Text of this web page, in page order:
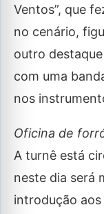
Ventos”, que
no cenário,
outro
com uma
nos
Oficina de
A turnê está
neste dia será
introdução